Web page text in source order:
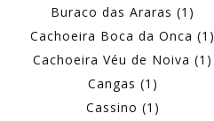
Buraco das Araras (1)
Cachoeira Boca da Onca (1)
Cachoeira Véu de Noiva (1)
Cangas (1)
Cassino (1)